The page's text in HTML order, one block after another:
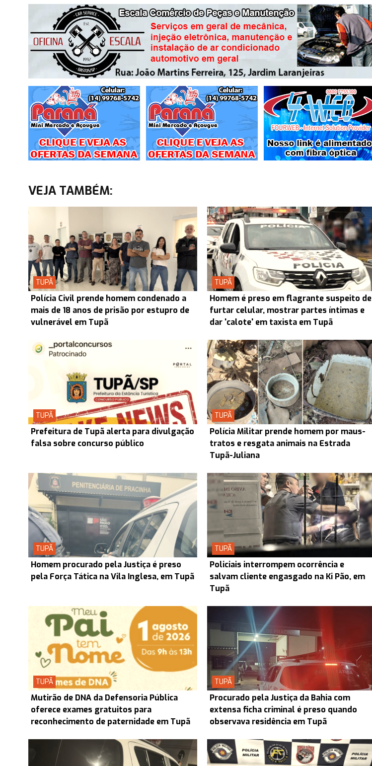
VEJA TAMBÉM:
TUPÃ
Polícia Civil prende homem condenado a
mais de 18 anos de prisão por estupro de
vulnerável em Tupã
TUPÃ
Homem é preso em flagrante suspeito de
furtar celular, mostrar partes íntimas e
dar 'calote' em taxista em Tupã
TUPÃ
Prefeitura de Tupã alerta para divulgação
falsa sobre concurso público
TUPÃ
Polícia Militar prende homem por maus-
tratos e resgata animais na Estrada
Tupã-Juliana
TUPÃ
Homem procurado pela Justiça é preso
pela Força Tática na Vila Inglesa, em Tupã
TUPÃ
Policiais interrompem ocorrência e
salvam cliente engasgado na Ki Pão, em
Tupã
TUPÃ
Mutirão de DNA da Defensoria Pública
oferece exames gratuitos para
reconhecimento de paternidade em Tupã
TUPÃ
Procurado pela Justiça da Bahia com
extensa ficha criminal é preso quando
observava residência em Tupã